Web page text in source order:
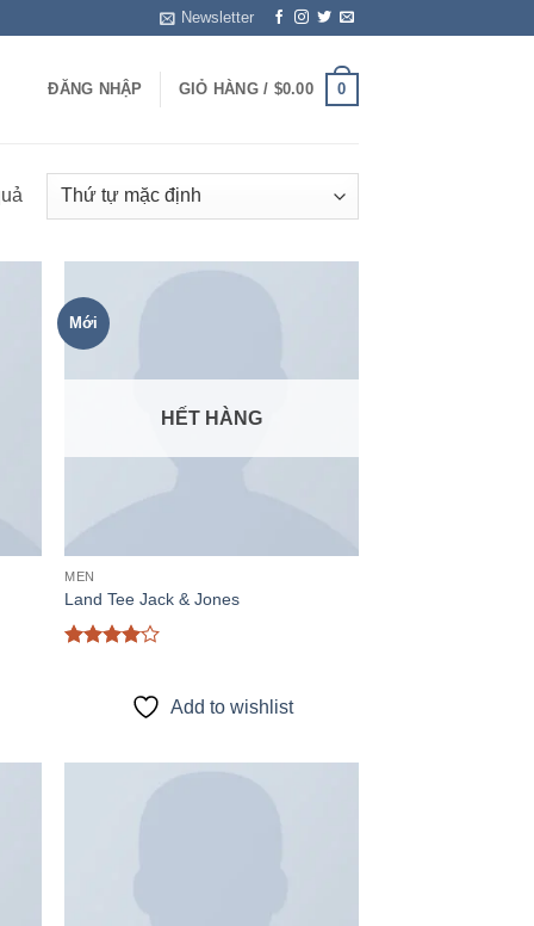
Newsletter
ĐĂNG NHẬP GIỎ HÀNG / $0.00 0
Mới
HẾT HÀNG
MEN
Land Tee Jack & Jones
Add to wishlist